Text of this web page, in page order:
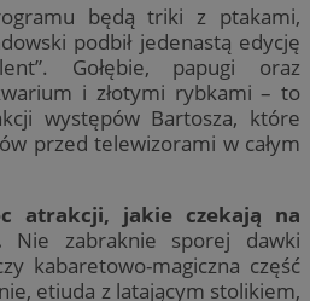
będą triki z ptakami,
podbił jedenastą edycję
Gołębie, papugi oraz
i złotymi rybkami – to
występów Bartosza, które
przed telewizorami w całym
atrakcji, jakie czekają na
Nie zabraknie sporej dawki
kabaretowo-magiczna część
etiuda z latającym stolikiem,